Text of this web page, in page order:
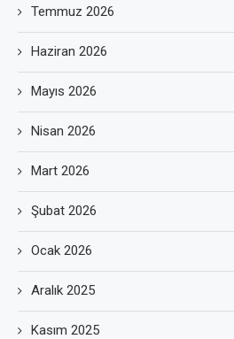
Temmuz 2026
Haziran 2026
Mayıs 2026
Nisan 2026
Mart 2026
Şubat 2026
Ocak 2026
Aralık 2025
Kasım 2025